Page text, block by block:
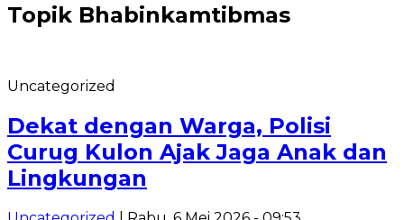
Topik Bhabinkamtibmas
Uncategorized
Dekat dengan Warga, Polisi
Curug Kulon Ajak Jaga Anak dan
Lingkungan